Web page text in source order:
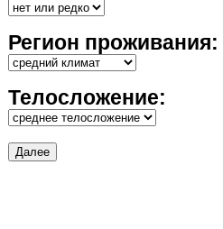
Регион проживания:
Телосложение: